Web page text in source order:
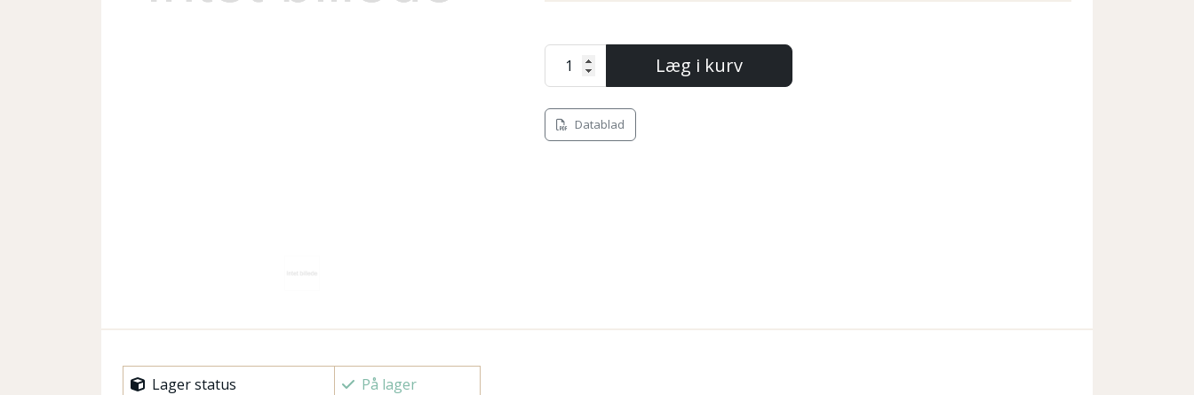
Læg i kurv
Datablad
Lager status
På lager